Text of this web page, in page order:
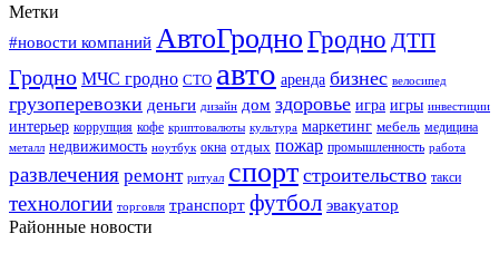
Метки
#новости компаний АвтоГродноГродно ДТП
Гродно МЧС гродно СТО авто аренда бизнес велосипед
грузоперевозки деньги дизайн дом здоровье игра игры инвестиции
интерьер коррупция кофе криптовалюты культура маркетинг мебель медицина
металл недвижимость ноутбук окна отдых пожар промышленность работа
развлечения ремонт ритуал спорт строительство такси
технологии торговля транспорт футбол эвакуатор
Районные новости